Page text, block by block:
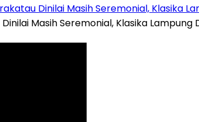
Dinilai Masih Seremonial, Klasika